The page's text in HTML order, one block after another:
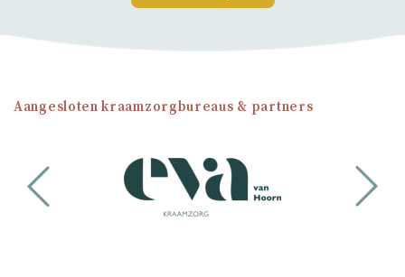
Aangesloten kraamzorgbureaus & partners